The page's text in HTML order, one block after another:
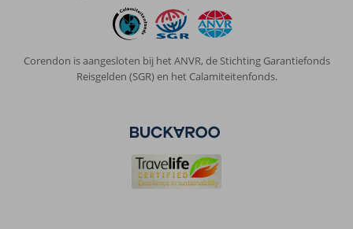
Corendon is aangesloten bij het ANVR, de Stichting Garantiefonds
Reisgelden (SGR) en het Calamiteitenfonds.